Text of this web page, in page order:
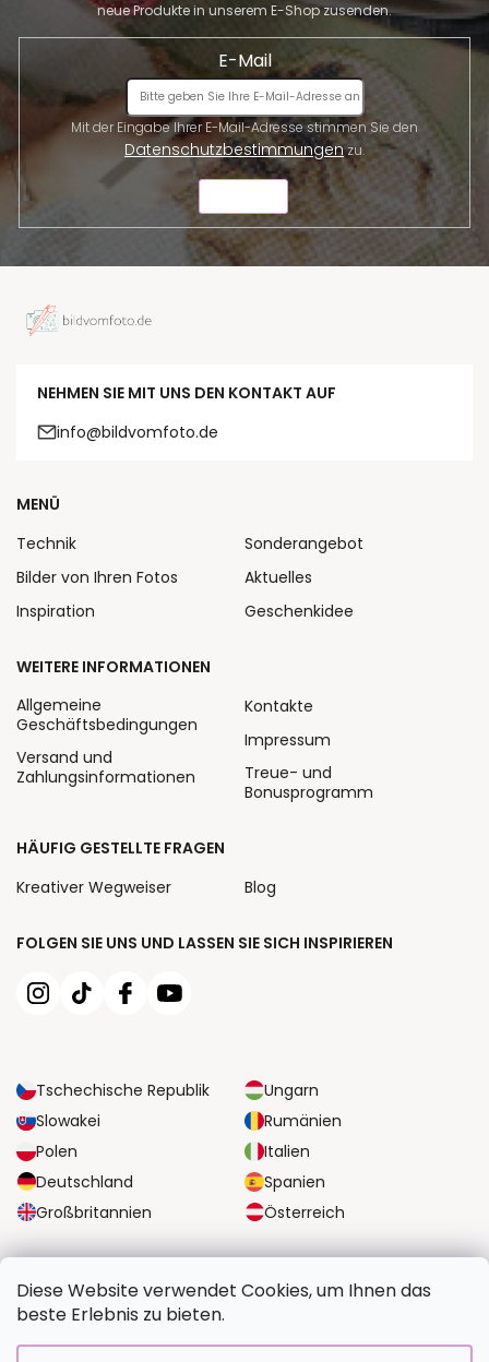
Diese Website verwendet Cookies, um Ihnen das
beste Erlebnis zu bieten.
neue Produkte in unserem E-Shop zusenden.
E-Mail
Datenschutzbestimmungenzu.
NEHMEN SIE MIT UNS DEN KONTAKT AUF
info@bildvomfoto.de
FOLGEN SIE UNS UND LASSEN SIE SICH INSPIRIEREN
Tschechische Republik
Ungarn
Slowakei
Rumänien
Polen
Italien
Deutschland
Spanien
Großbritannien
Österreich
MENÜ
Technik
Bilder von Ihren Fotos
Inspiration
Sonderangebot
Aktuelles
Geschenkidee
WEITERE INFORMATIONEN
Allgemeine
Geschäftsbedingungen
Versand und
Zahlungsinformationen
Kontakte
Impressum
Treue- und
Bonusprogramm
HÄUFIG GESTELLTE FRAGEN
Kreativer Wegweiser
Blog
SICHERE ZAHLUNGSOPTIONEN